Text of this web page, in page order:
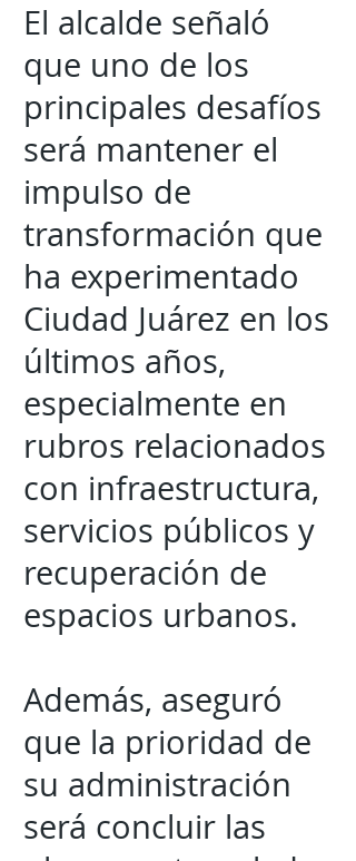
El alcalde señaló
que uno de los
principales desafíos
será mantener el
impulso de
transformación que
ha experimentado
Ciudad Juárez en los
últimos años,
especialmente en
rubros relacionados
con infraestructura,
servicios públicos y
recuperación de
espacios urbanos.
Además, aseguró
que la prioridad de
su administración
será concluir las